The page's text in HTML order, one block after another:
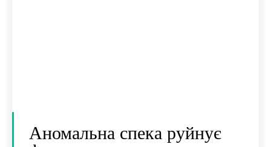
Аномальна спека руйнує